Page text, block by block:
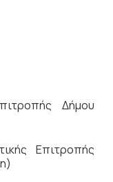
Δήμου
Επιτροπής